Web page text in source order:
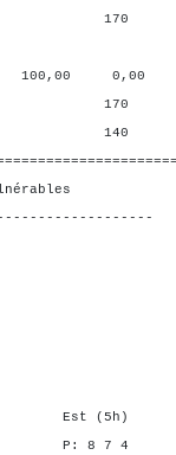
170
0,00
170
140
(5h)
8